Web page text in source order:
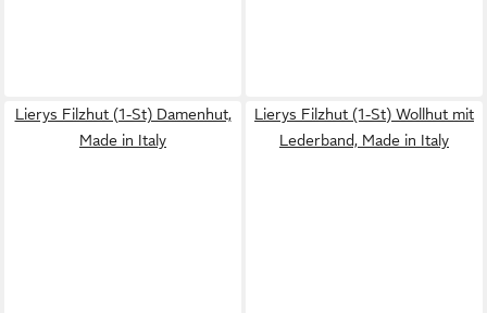
Lierys Filzhut (1-St) Damenhut,
Made in Italy
Lierys Filzhut (1-St) Wollhut mit
Lederband, Made in Italy